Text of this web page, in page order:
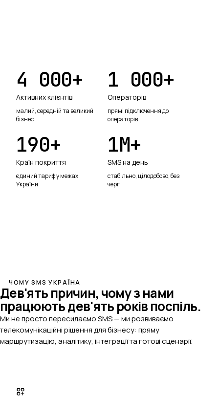
4 000+
Активних клієнтів
малий, середній та великий
бізнес
1 000+
Операторів
прямі підключення до
операторів
190+
Країн покриття
єдиний тариф у межах
України
1М+
SMS на день
стабільно, цілодобово, без
черг
ЧОМУ SMS УКРАЇНА
Дев'ять причин, чому з нами
працюютьдев'ять років поспіль.
Ми не просто пересилаємо SMS — ми розвиваємо
телекомунікаційні рішення для бізнесу: пряму
маршрутизацію, аналітику, інтеграції та готові сценарії.